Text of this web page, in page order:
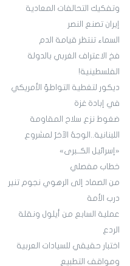
وتفكيك التحالفات المعادية
إيران تصنع النصر
السماء تنتظر قيامة الدم
فخ الاعتراف الغربي بالدولة
الفلسطينية!
ديكور لتغطية التواطؤ الأمريكي
في إبادة غزة
ضغوط نزع سلاح المقاومة
اللبنانية..الوجهُ الآخرُ لمشروع
«إسرائيل الكــبرى»
خطاب مفصلي
من الصماد إلى الرهوي نجوم تنير
درب الأمة
عملية السابع من أيلول ونقلة
الردع
اختبار حقيقي للسيادات العربية
ومواقف التطبيع